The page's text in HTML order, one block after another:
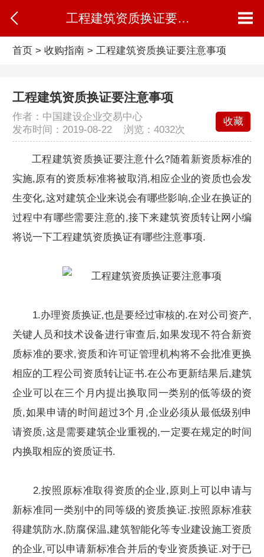
工程建筑资质换证要注意事项
首页> 收购指南> 工程建筑资质换证要注意事项
工程建筑资质换证要注意事项
作者：中国建设企业交易中心
发布时间：2019-08-22 浏览： 4032次
收藏
工程建筑资质换证要注意什么?随着新资质标准的
实施,原有的资质标准将被取消,相应企业的资质也会发
生变化,这对建筑企业来说会有哪些影响,企业在换证的
过程中有哪些需要注意的,接下来建筑资质转让网小编
将说一下工程建筑资质换证有哪些注意事项.
1.办理资质换证,也是要经过审核的.在对公司资产,
关键人员和技术设备进行审查后,如果发现不符合新资
质标准的要求,资质和许可证管理机构将不会批准更换
相应的工程公司资质转让证书.在公布更新结果后,建筑
企业可以在三个月内提出换取同一类别的低等级的资
质,如果申请的时间超过3个月,企业必须从最低级别申
请资质,这是需要建筑企业重视的,一定要在规定的时间
内换取相应的资质证书.
2.按照原标准取得资质的企业,原则上可以申请与
新标准同一类别中的同等级的资质换证.按照原标准获
得建筑防水,防腐保温,建筑智能化等专业建设施工资质
的企业,可以申请新标准合并后的专业资质换证.对于已